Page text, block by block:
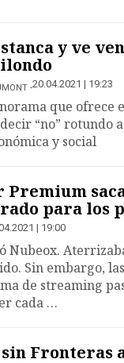
y ve
20.04.2021 | 19:23
que ofrece
“no” rotundo
y social
para los
| 19:00
Nubeox.
Sin embargo,
de streaming
cada …
Fronteras